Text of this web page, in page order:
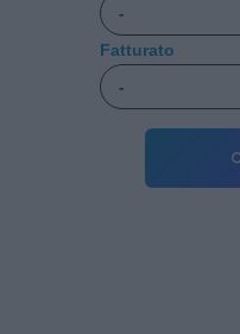
Fatturato